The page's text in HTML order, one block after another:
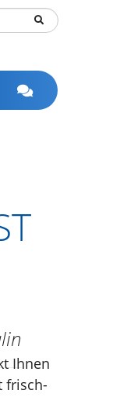
Ihnen
frisch-